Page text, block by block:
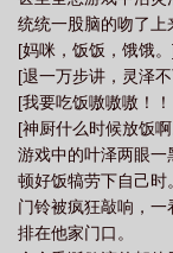
此天命，超绝吸引力
有大量私设。总体萌
一些，HE甜宠小爽
防vs低攻高防yyds，
4.论坛体占比不少，
受但攻不背景板。5.
重点刻画部分略有
际》星历1115年，
别说放平心态，要
味急躁的生活。在兽
统统一股脑的吻了上
[妈咪，饭饭，饿饿
[退一万步讲，灵泽
[我要吃饭嗷嗷嗷！
[神厨什么时候放饭
游戏中的叶泽两眼
顿好饭犒劳下自己时。
门铃被疯狂敲响，
排在他家门口。